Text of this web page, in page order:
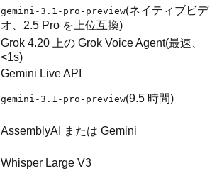
gemini-3.1-pro-preview(ネイティブビデ
オ、2.5 Pro を上位互換)
Grok 4.20 上の Grok Voice Agent(最速、
<1s)
Gemini Live API
gemini-3.1-pro-preview(9.5 時間)
AssemblyAI または Gemini
Whisper Large V3